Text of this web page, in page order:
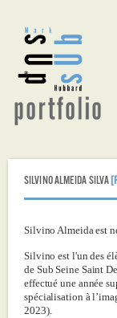
contenu
principal
SILVINO ALMEIDA SILVA
Silvino Almeida est
Silvino est l'un des
de Sub Seine Saint
effectué une année
spécialisation à
2023).